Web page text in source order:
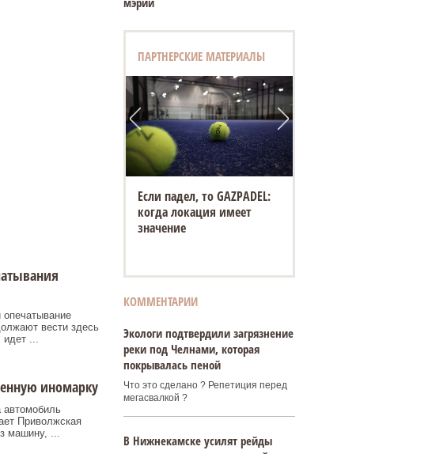
вести здесь
...
иномарку
автомобиль
Приволжская
машину, ...
ПАРТНЕРСКИЕ МАТЕРИАЛЫ
Если падел, то GAZPADEL:
когда локация имеет
значение
КОММЕНТАРИИ
Экологи подтвердили загрязнение
реки под Челнами, которая
покрывалась пеной
Что это сделано ? Репетиция перед
мегасвалкой ?
В Нижнекамске усилят рейды